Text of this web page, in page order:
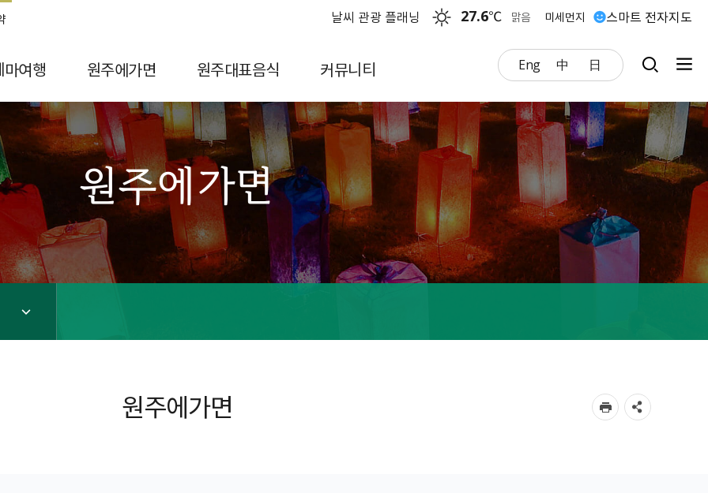
스마트 전자지도
날씨 관광 플래닝 27.6℃ 맑음 미세먼지
Eng 中 日
마여행 원주에가면 원주대표음식 커뮤니티
원주에가면
원주에가면